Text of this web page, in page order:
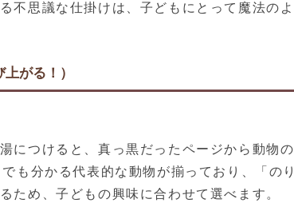
不思議な仕掛けは、子どもにとって魔法のよ
がる！）
につけると、真っ黒だったページから動物の
も分かる代表的な動物が揃っており、「のり
ため、子どもの興味に合わせて選べます。